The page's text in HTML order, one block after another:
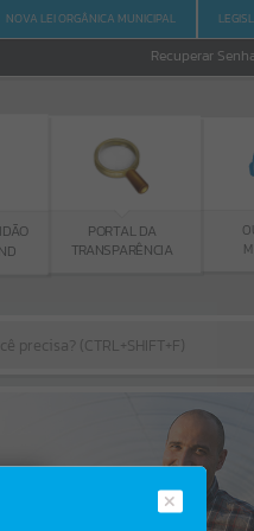
NOVA LEI ORGÂNICA MUNICIPAL
Recuperar
PORTAL DA
TRANSPARÊNCIA
OUVIDORIA